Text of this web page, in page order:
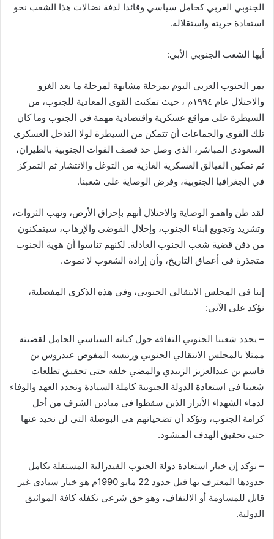
الجنوبي العربي كحامل سياسي وقائدا لدفة نضالات هذا الشعب نحو
استعادة حريته واستقلاله.
أيها الشعب الجنوبي الأبي:
يمر الجنوب العربي اليوم بمرحلة مشابهة لمرحلة ما بعد الغزو
والاحتلال عام ١٩٩٤م ، حيث تمكنت القوى المعادية للجنوب، من
السيطرة على مواقع عسكرية واقتصادية مهمة في الجنوب وما كان
تلك القوى والجماعات أن تتمكن من السيطرة لولا التدخل العسكري
السعودي المباشر، الذي وصل حد قصف القوات الجنوبية بالطيران،
ثم تمكين الفيالق العسكرية الغازية من التوغل والانتشار ثم التمركز
في الجغرافيا الجنوبية، وفرض الوصاية على شعبنا.
لقد ظن واهمو الوصاية والاحتلال أنهم بإحراق الأرض، ونهب الثروات،
وتشريد وتجويع ابناء الجنوب، وإحلال الفوضى والإرهاب، سيتمكنون
من دفن قضية شعب الجنوب العادلة. لكنهم تناسوا أن هوية الجنوب
متجذرة في أعماق التاريخ، وأن إرادة الشعوب لا تموت.
إننا في المجلس الانتقالي الجنوبي، وفي هذه الذكرى المفصلية،
نؤكد على الآتي:
– يجدد شعبنا الجنوبي التفافه حول كيانه السياسي الحامل لقضيته
ممثلا بالمجلس الانتقالي الجنوبي ورئيسه المفوض عيدروس بن
قاسم بن عبدالعزيز الزبيدي والمضي خلفه حتى تحقيق تطلعات
شعبنا في استعادة الدولة الجنوبية كاملة السيادة ونجدد العهد والوفاء
لدماء الشهداء الأبرار الذين سقطوا في ميادين الشرف من أجل
كرامة الجنوب، ونؤكد أن تضحياتهم هي البوصلة التي لن نحيد عنها
حتى تحقيق الهدف المنشود.
– نؤكد إن خيار استعادة دولة الجنوب الفيدرالية المستقلة بكامل
حدودها المعترف بها قبل حدود 22 مايو 1990م هو خيار سيادي غير
قابل للمساومة أو الالتفاف، وهو حق شرعي تكفله كافة المواثيق
الدولية.